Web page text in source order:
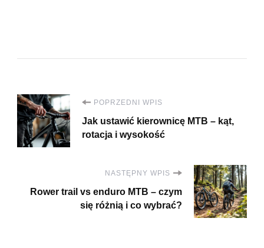
Nawigacja
wpisu
POPRZEDNI WPIS
Jak ustawić kierownicę MTB – kąt,
rotacja i wysokość
NASTĘPNY WPIS
Rower trail vs enduro MTB – czym
się różnią i co wybrać?